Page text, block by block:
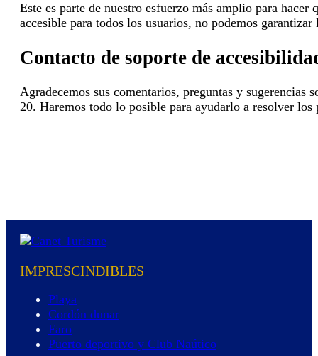
Este es parte de nuestro esfuerzo más amplio para
accesible para todos los usuarios, no podemos
Contacto de soporte de
Agradecemos sus comentarios, preguntas y
20. Haremos todo lo posible para ayudarlo a resolver los
IMPRESCINDIBLES
Playa
Cordón dunar
Faro
Puerto deportivo y Club Naútico